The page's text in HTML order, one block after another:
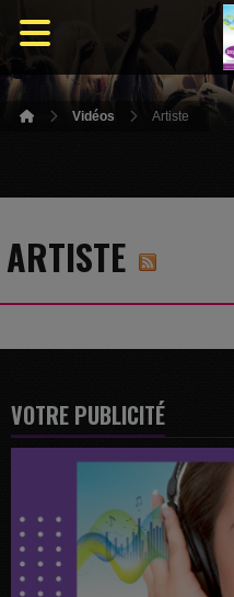
Vidéos Artiste
ARTISTE
VOTRE PUBLICITÉ